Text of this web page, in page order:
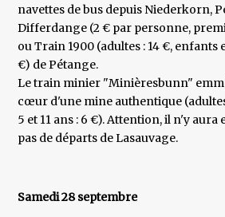
navettes de bus depuis Niederkorn,
Differdange (2 € par personne,
ou Train 1900 (adultes : 14 €, enfants
€) de Pétange.
Le train minier "Minièresbunn"
cœur d'une mine authentique
5 et 11 ans : 6 €). Attention, il n'y
pas de départs de Lasauvage.
Samedi 28 septembre